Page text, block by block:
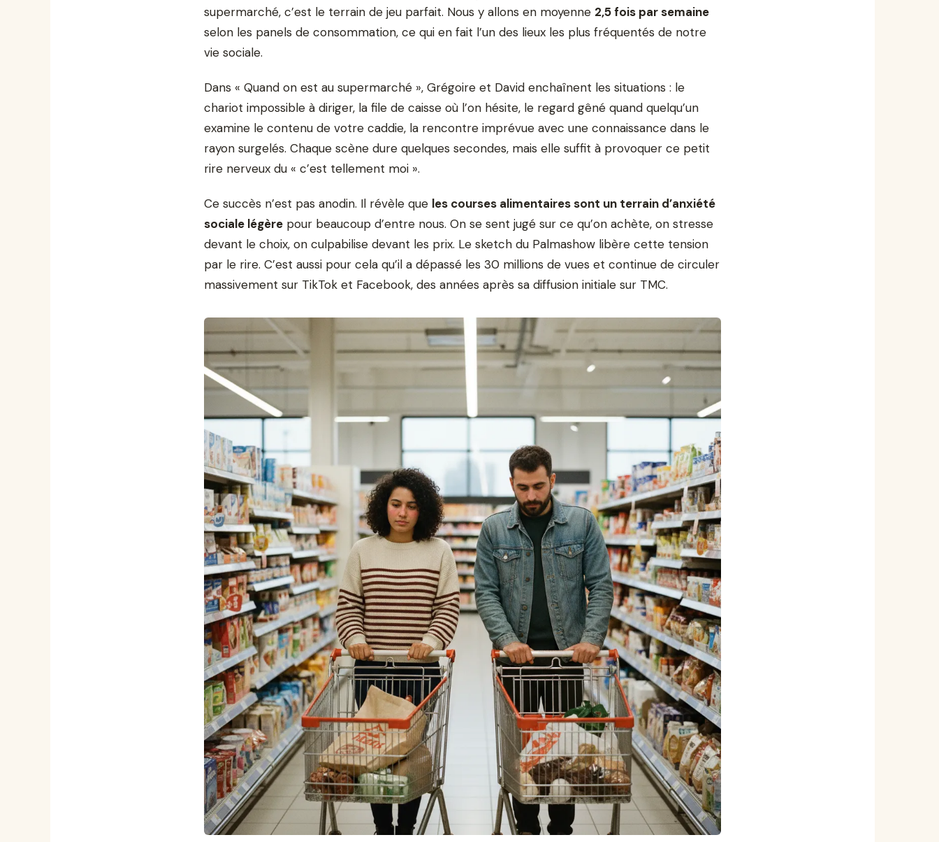
supermarché, c’est le terrain de jeu parfait. Nous y allons en moyenne 2,5 fois par semaine
selon les panels de consommation, ce qui en fait l’un des lieux les plus fréquentés de notre
vie sociale.
Dans « Quand on est au supermarché », Grégoire et David enchaînent les situations : le
chariot impossible à diriger, la file de caisse où l’on hésite, le regard gêné quand quelqu’un
examine le contenu de votre caddie, la rencontre imprévue avec une connaissance dans le
rayon surgelés. Chaque scène dure quelques secondes, mais elle suffit à provoquer ce petit
rire nerveux du « c’est tellement moi ».
Ce succès n’est pas anodin. Il révèle que les courses alimentaires sont un terrain d’anxiété
sociale légère pour beaucoup d’entre nous. On se sent jugé sur ce qu’on achète, on stresse
devant le choix, on culpabilise devant les prix. Le sketch du Palmashow libère cette tension
par le rire. C’est aussi pour cela qu’il a dépassé les 30 millions de vues et continue de circuler
massivement sur TikTok et Facebook, des années après sa diffusion initiale sur TMC.